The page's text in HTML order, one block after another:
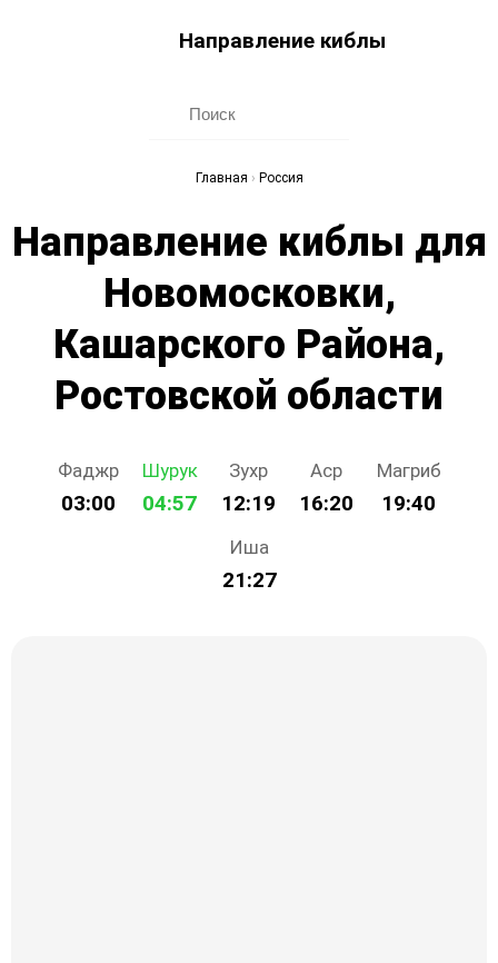
Направление киблы
Главная › Россия
Направление киблы для
Новомосковки,
Кашарского Района,
Ростовской области
Фаджр
03:00
Шурук
04:57
Зухр
12:19
Аср
16:20
Магриб
19:40
Иша
21:27